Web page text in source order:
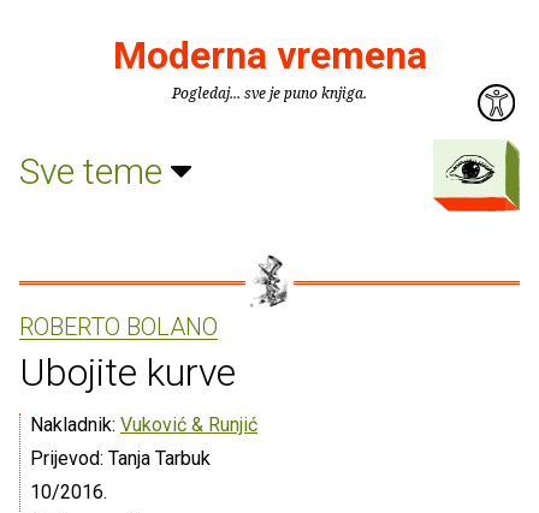
Moderna vremena
Pogledaj... sve je puno knjiga.
Sve teme
ROBERTO BOLANO
Ubojite kurve
Nakladnik: Vuković & Runjić
Prijevod: Tanja Tarbuk
10/2016.